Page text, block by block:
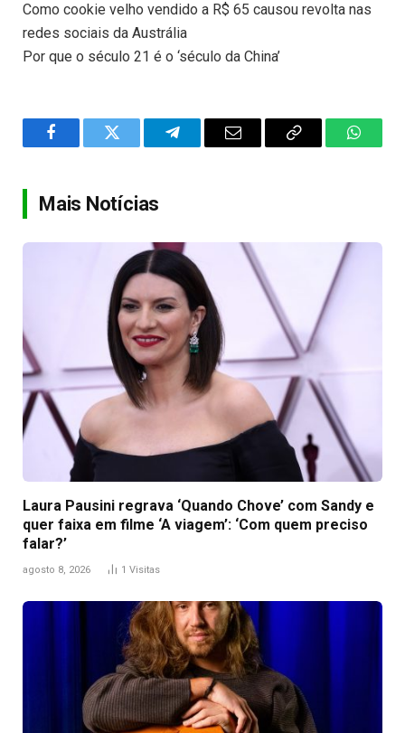
Como cookie velho vendido a R$ 65 causou revolta nas
redes sociais da Austrália
Por que o século 21 é o ‘século da China’
FacebookTwitter TelegramEmail
Copy
Mais Notícias
Laura Pausini regrava ‘Quando Chove’ com Sandy e
quer faixa em filme ‘A viagem’: ‘Com quem preciso
falar?’
agosto 8, 2026 1 Visitas